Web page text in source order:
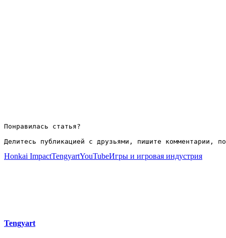
Понравилась статья?
Делитесь публикацией с друзьями, пишите комментарии,
Honkai ImpactTengyartYouTubeИгры и игровая индустрия
Tengyart